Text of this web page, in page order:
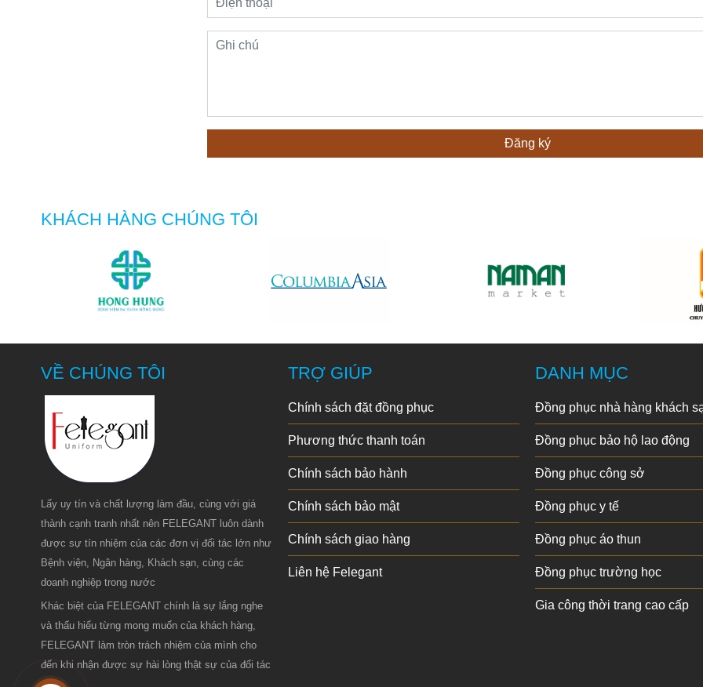
Đăng ký
KHÁCH HÀNG CHÚNG TÔI
VỀ CHÚNG TÔI
Lấy uy tín và chất lượng làm đầu, cùng với giá
thành cạnh tranh nhất nên FELEGANT luôn dành
được sự tín nhiệm của các đơn vị đối tác lớn như
Bệnh viện, Ngân hàng, Khách sạn, cùng các
doanh nghiệp trong nước
Khác biệt của FELEGANT chính là sự lắng nghe
và thấu hiểu từng mong muốn của khách hàng,
FELEGANT làm tròn trách nhiệm của mình cho
đến khi nhận được sự hài lòng thật sự của đối tác
TRỢ GIÚP
Chính sách đặt đồng phục
Phương thức thanh toán
Chính sách bảo hành
Chính sách bảo mật
Chính sách giao hàng
Liên hệ Felegant
DANH MỤC
Đồng phục nhà hàng khách
Đồng phục bảo hộ lao động
Đồng phục công sở
Đồng phục y tế
Đồng phục áo thun
Đồng phục trường học
Gia công thời trang cao cấp